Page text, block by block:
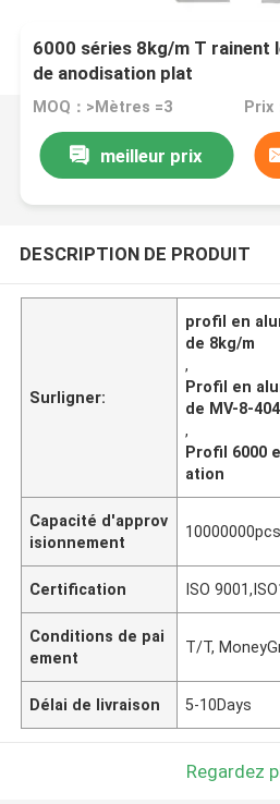
6000 séries 8kg/m T rainent
de anodisation plat
MOQ：>Mètres =3 Prix
meilleur prix
DESCRIPTION DE PRODUIT
Surligner:
profil en
de 8kg/m
,
Profil en
de MV-8-
,
Profil 6000
ation
Capacité d'approv
isionnement
Certification ISO
Conditions de pai
ement
T/T,
Délai de livraison 5-10Days
Regardez